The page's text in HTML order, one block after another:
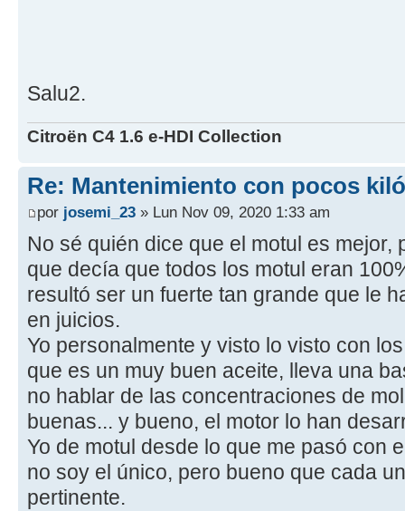
Salu2.
Citroën C4 1.6 e-HDI Collection
Re: Mantenimiento con pocos
por josemi_23 » Lun Nov 09, 2020 1:33 am
No sé quién dice que el motul es mejor,
que decía que todos los motul eran
resultó ser un fuerte tan grande que le
en juicios.
Yo personalmente y visto lo visto con
que es un muy buen aceite, lleva una
no hablar de las concentraciones de
buenas... y bueno, el motor lo han
Yo de motul desde lo que me pasó con
no soy el único, pero bueno que cada
pertinente.